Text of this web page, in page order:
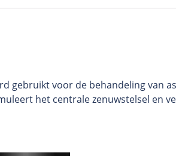
gebruikt voor de behandeling van
het centrale zenuwstelsel en